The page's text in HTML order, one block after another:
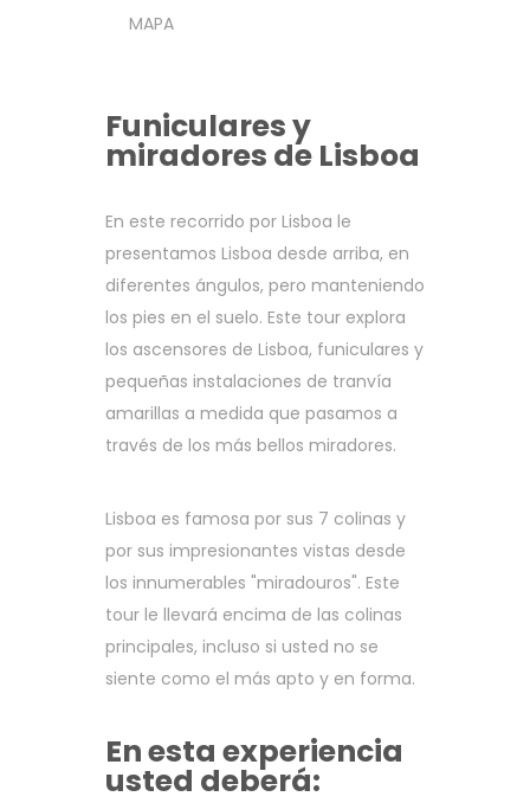
MAPA
Funiculares y
miradores de Lisboa
En este recorrido por Lisboa le
presentamos Lisboa desde arriba, en
diferentes ángulos, pero manteniendo
los pies en el suelo. Este tour explora
los ascensores de Lisboa, funiculares y
pequeñas instalaciones de tranvía
amarillas a medida que pasamos a
través de los más bellos miradores.
Lisboa es famosa por sus 7 colinas y
por sus impresionantes vistas desde
los innumerables "miradouros". Este
tour le llevará encima de las colinas
principales, incluso si usted no se
siente como el más apto y en forma.
En esta experiencia
usted deberá: